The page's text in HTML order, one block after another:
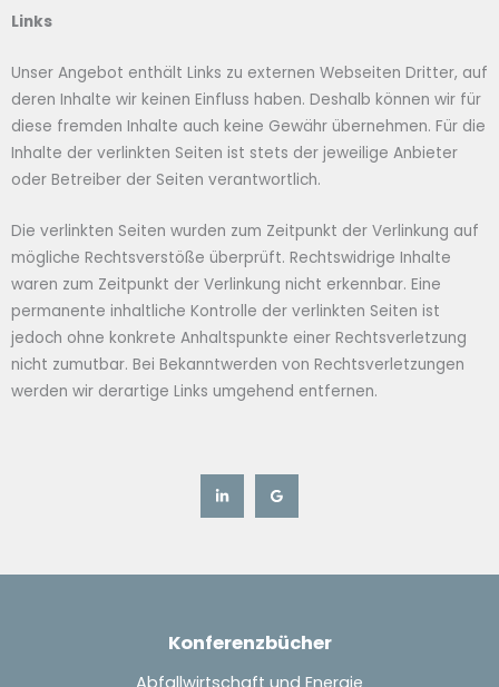
Links
Unser Angebot enthält Links zu externen Webseiten Dritter, auf
deren Inhalte wir keinen Einfluss haben. Deshalb können wir für
diese fremden Inhalte auch keine Gewähr übernehmen. Für die
Inhalte der verlinkten Seiten ist stets der jeweilige Anbieter
oder Betreiber der Seiten verantwortlich.
Die verlinkten Seiten wurden zum Zeitpunkt der Verlinkung auf
mögliche Rechtsverstöße überprüft. Rechtswidrige Inhalte
waren zum Zeitpunkt der Verlinkung nicht erkennbar. Eine
permanente inhaltliche Kontrolle der verlinkten Seiten ist
jedoch ohne konkrete Anhaltspunkte einer Rechtsverletzung
nicht zumutbar. Bei Bekanntwerden von Rechtsverletzungen
werden wir derartige Links umgehend entfernen.
Konferenzbücher